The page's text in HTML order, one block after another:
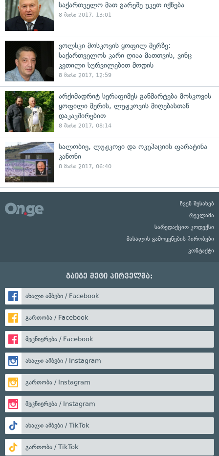
საქართველო მათ გარეშე უკეთ იქნება
8 მაისი 2017, 13:01
ვოლსკი მოსკოვის ყოფილ მერზე:
საქართველოს კარი ღიაა მათთვის, ვინც
კეთილი სურვილებით მოდის
8 მაისი 2017, 12:59
არქიმადრიტ სერაფიმეს განმარტება მოსკოვის
ყოფილი მერის, ლუჟკოვის მიღებასთან
დაკავშირებით
8 მაისი 2017, 08:14
სალობიე, ლუჟკოვი და ოკუპაციის ფარატინა
კანონი
8 მაისი 2017, 06:40
ჩვენ შესახებ
რეკლამა
სარედაქციო კოდექსი
მასალის გამოყენების პირობები
კონტაქტი
გაიგე მეტი პირველმა:
ახალი ამბები / Facebook
გართობა / Facebook
მეცნიერება / Facebook
ახალი ამბები / Instagram
გართობა / Instagram
მეცნიერება / Instagram
ახალი ამბები / TikTok
გართობა / TikTok